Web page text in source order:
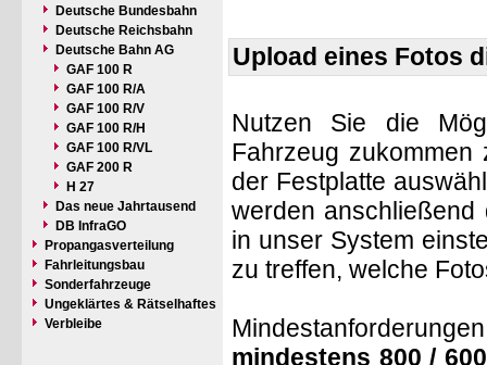
Deutsche Bundesbahn
Deutsche Reichsbahn
Deutsche Bahn AG
GAF 100 R
GAF 100 R/A
GAF 100 R/V
GAF 100 R/H
GAF 100 R/VL
GAF 200 R
H 27
Das neue Jahrtausend
DB InfraGO
Propangasverteilung
Fahrleitungsbau
Sonderfahrzeuge
Ungeklärtes & Rätselhaftes
Verbleibe
Upload eines Fotos
Nutzen Sie die
Fahrzeug
der Festplatte
werden anschließend
in unser System
zu treffen, welche
mindestens 800 /